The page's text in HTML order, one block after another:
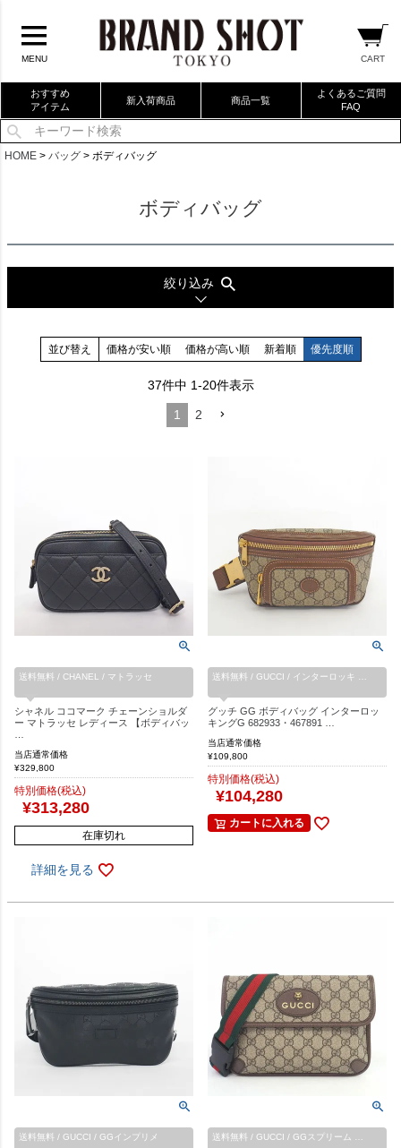
MENU CART
おすすめ
アイテム
新入荷商品 商品一覧
よくあるご質問
FAQ
当店厳選ブランドバック
ブランドリングコレクション
HOME バッグ ボディバッグ
ボディバッグ
絞り込み
並び替え 価格が安い順 価格が高い順 新着順 優先度順
37件中 1-20件表示
1 2
送料無料 / CHANEL / マトラッセ
シャネル ココマーク チェーンショルダ
ー マトラッセ レディース 【ボディバッ
当店通常価格
¥329,800
特別価格(税込)
¥313,280
在庫切れ
詳細を見る
送料無料 / GUCCI / インターロッキ …
グッチ GG ボディバッグ インターロッ
キングG 682933・467891 …
当店通常価格
¥109,800
特別価格(税込)
¥104,280
カートに入れる
送料無料 / GUCCI / GGインプリメ 送料無料 / GUCCI / GGスプリーム …